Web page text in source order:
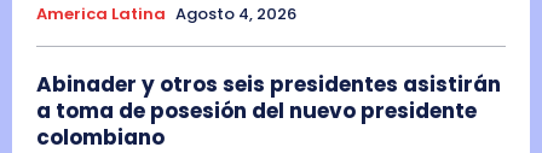
America Latina Agosto 4, 2026
Abinader y otros seis presidentes asistirán
a toma de posesión del nuevo presidente
colombiano